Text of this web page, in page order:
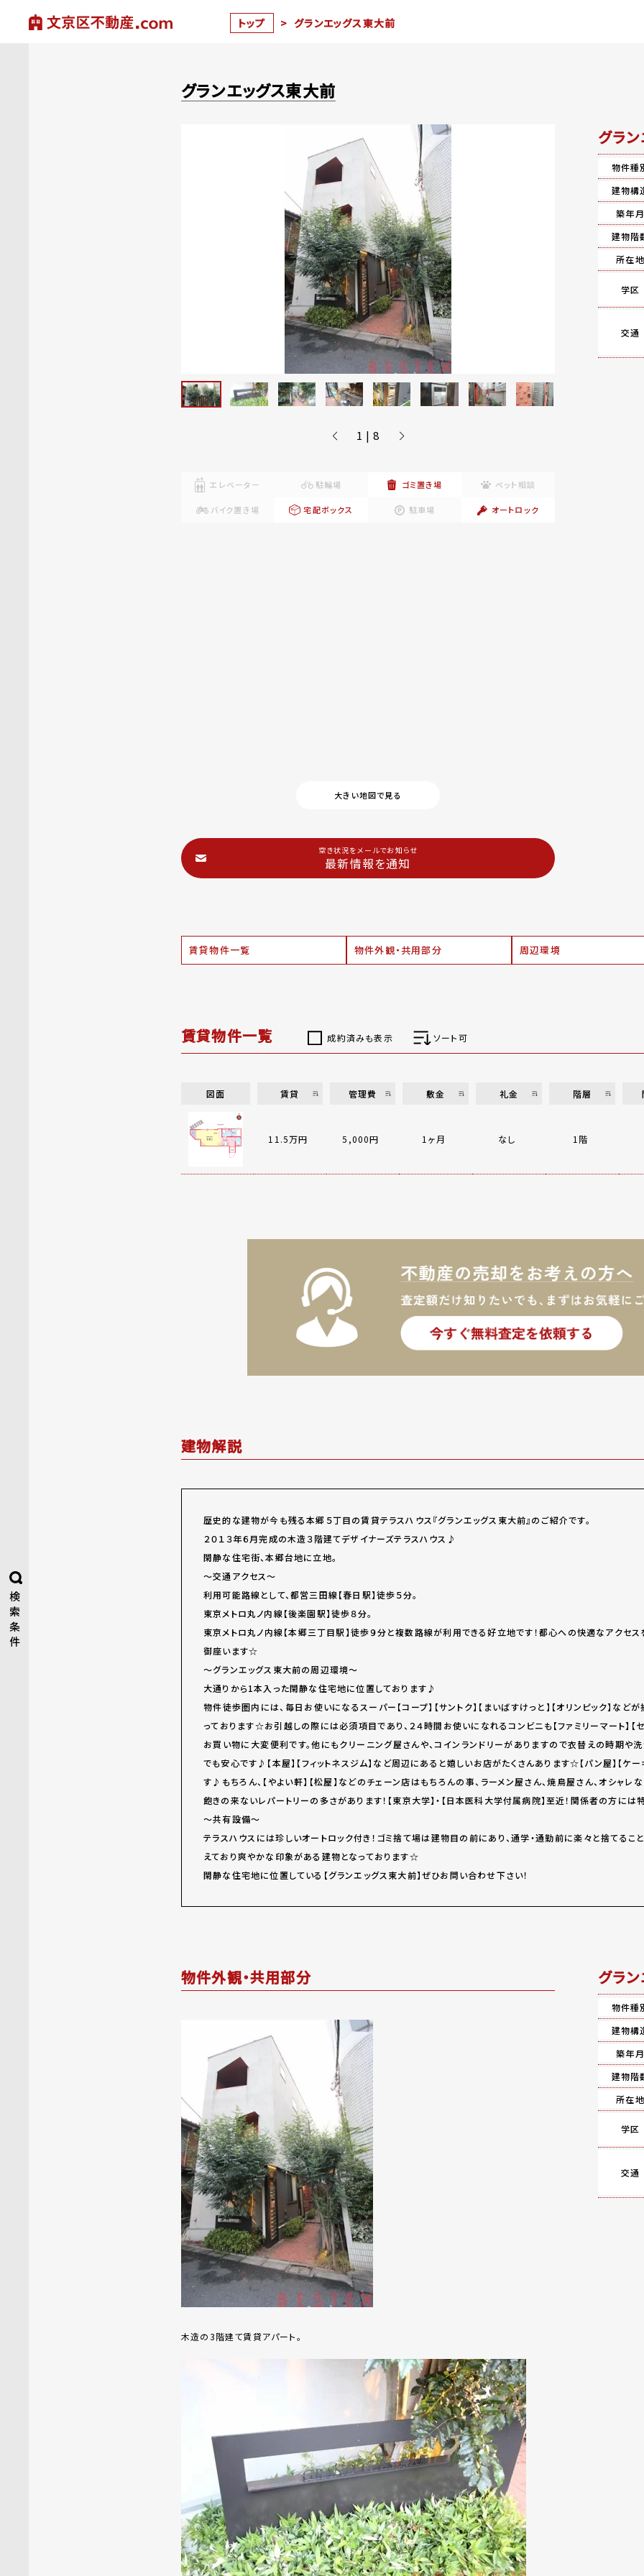
トップ > グランエッグス東大前
検
索
条
件
グランエッグス東大前
1 | 8
エレベーター 駐輪場 ゴミ置き場 ペット相談
バイク置き場 宅配ボックス 駐車場 オートロック
大きい地図で見る
空き状況をメールでお知らせ
最新情報を通知
賃貸物件一覧 物件外観・共用部分 周辺環境
グラ
物件種
建物構
築年月
建物階
所在地
学区
交通
賃貸物件一覧 成約済みも表示 ソート可
図面 賃貸 管理費 敷金 礼金 階層
11.5万円 5,000円 1ヶ月 なし 1階
建物解説
歴史的な建物が今も残る本郷５丁目の賃貸テラスハウス『グランエッグス東大前』のご紹介です。
２０１３年６月完成の木造３階建てデザイナーズテラスハウス♪
閑静な住宅街、本郷台地に立地。
～交通アクセス～
利用可能路線として、都営三田線【春日駅】徒歩５分。
東京メトロ丸ノ内線【後楽園駅】徒歩８分。
東京メトロ丸ノ内線【本郷三丁目駅】徒歩９分と複数路線が利用できる好立地です！都心への快適なアクセ
御座います☆
～グランエッグス東大前の周辺環境～
大通りから1本入った閑静な住宅地に位置しております♪
物件徒歩圏内には、毎日お使いになるスーパー【コープ】【サントク】【まいばすけっと】【オリンピック】な
っております☆お引越しの際には必須項目であり、２４時間お使いになれるコンビニも【ファミリーマート】【
お買い物に大変便利です。他にもクリーニング屋さんや、コインランドリーがありますので衣替えの時期や
でも安心です♪【本屋】【フィットネスジム】など周辺にあると嬉しいお店がたくさんあります☆【パン屋】【
す♪もちろん、【やよい軒】【松屋】などのチェーン店はもちろんの事、ラーメン屋さん、焼鳥屋さん、オシャ
飽きの来ないレパートリーの多さがあります！【東京大学】・【日本医科大学付属病院】至近！関係者の方に
～共有設備～
テラスハウスには珍しいオートロック付き！ゴミ捨て場は建物目の前にあり、通学・通勤前に楽々と捨てる
えており爽やかな印象がある建物となっております☆
閑静な住宅地に位置している【グランエッグス東大前】ぜひお問い合わせ下さい！
物件外観・共用部分
木造の3階建て賃貸アパート。
グラ
物件種
建物構
築年月
建物階
所在地
学区
交通